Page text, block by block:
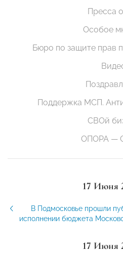
Пресса
Особое
Бюро по защите прав
Поддержка МСП.
СВОй
ОПОРА —
17 Июня
В Подмосковье прошли
исполнении бюджета
17 Июня